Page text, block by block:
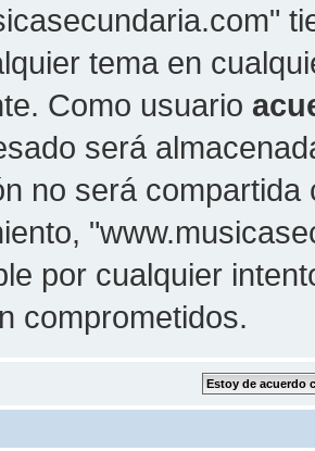
tema en
Como usuario
será
no será
por cualquier
comprometidos.